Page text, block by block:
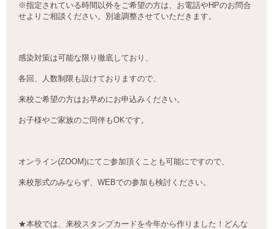
※指定されている時間以外をご希望の方は、お電話やHPのお問合
せよりご相談ください。別途調整させていただきます。
感染対策は可能な限り徹底しており、
各回、人数制限も設けておりますので、
来校ご希望の方はお早めにお申込みください。
お子様やご家族のご同伴もOKです。
オンライン(ZOOM)にてご参加頂くことも可能にですので、
来校形式のみならず、WEBでの参加も検討ください。
★本校では、来校スタンプカードを今年から作りました！どんな